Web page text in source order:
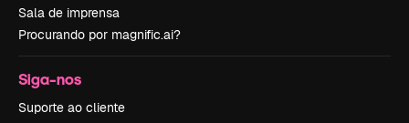
Sala de imprensa
Procurando por magnific.ai?
Siga-nos
Suporte ao cliente